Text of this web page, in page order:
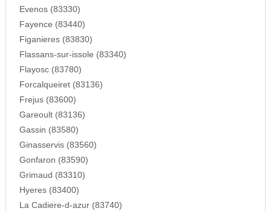
Evenos (83330)
Fayence (83440)
Figanieres (83830)
Flassans-sur-issole (83340)
Flayosc (83780)
Forcalqueiret (83136)
Frejus (83600)
Gareoult (83136)
Gassin (83580)
Ginasservis (83560)
Gonfaron (83590)
Grimaud (83310)
Hyeres (83400)
La Cadiere-d-azur (83740)